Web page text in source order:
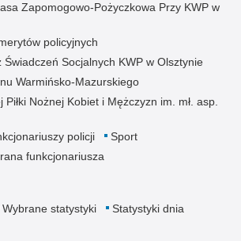
Zapomogowo-Pożyczkowa Przy KWP w
policyjnych
Świadczeń Socjalnych KWP w Olsztynie
Warmińsko-Mazurskiego
Nożnej Kobiet i Mężczyzn im. mł. asp.
policji
Sport
funkcjonariusza
Wybrane statystyki
Statystyki dnia